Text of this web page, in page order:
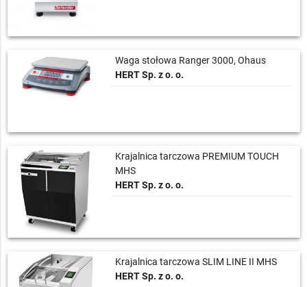
Waga stołowa Ranger 3000, Ohaus
HERT Sp. z o. o.
Krajalnica tarczowa PREMIUM TOUCH
MHS
HERT Sp. z o. o.
Krajalnica tarczowa SLIM LINE II MHS
HERT Sp. z o. o.